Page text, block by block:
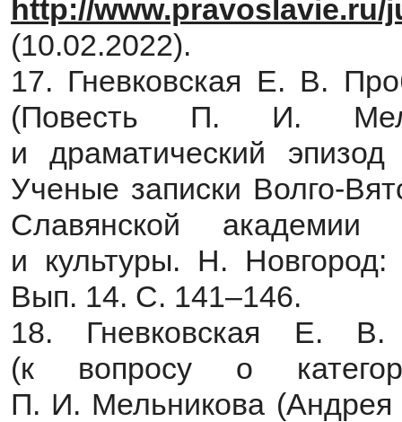
http://www.pravoslavie.ru/
(10.02.2022).
17. Гневковская Е. В.
(Повесть П. И.
и драматический
Ученые записки Волго-
Славянской академии
и культуры. Н.
Вып. 14. С. 141–146.
18. Гневковская Е. В.
(к вопросу о
П. И. Мельникова (Андрея